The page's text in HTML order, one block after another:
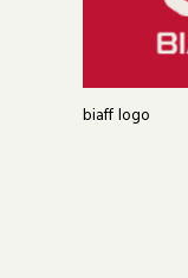
biaff logo